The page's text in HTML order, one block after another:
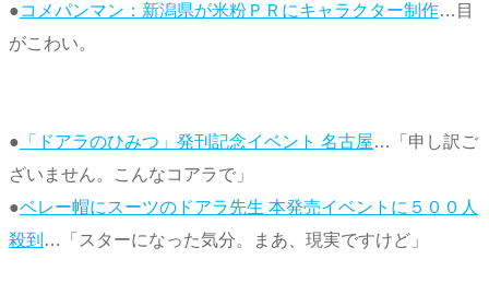
●コメパンマン：新潟県が米粉ＰＲにキャラクター制作…目
がこわい。
● 「ドアラのひみつ」発刊記念イベント 名古屋…「申し訳ご
ざいません。こんなコアラで」
●ベレー帽にスーツのドアラ先生 本発売イベントに５００人
殺到 …「スターになった気分。まあ、現実ですけど」